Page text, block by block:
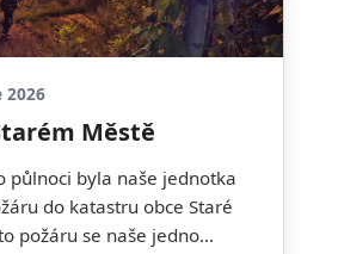
2026
Městě
půlnoci byla naše jednotka
do katastru obce Staré
požáru se naše jedno...